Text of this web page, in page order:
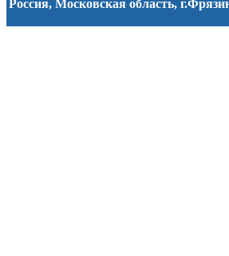
Россия, Московская область,